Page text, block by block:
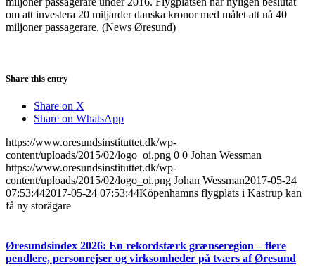
om att investera 20 miljarder danska kronor med målet att nå 40
miljoner passagerare. (News Øresund)
Share this entry
Share on X
Share on WhatsApp
https://www.oresundsinstituttet.dk/wp-
content/uploads/2015/02/logo_oi.png 0 0 Johan Wessman
https://www.oresundsinstituttet.dk/wp-
content/uploads/2015/02/logo_oi.png Johan Wessman2017-05-24
07:53:442017-05-24 07:53:44Köpenhamns flygplats i Kastrup kan
få ny storägare
Øresundsindex 2026: En rekordstærk grænseregion – flere
pendlere, personrejser og virksomheder på tværs af Øresund